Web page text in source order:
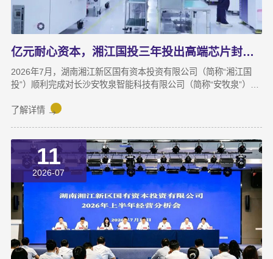
亿元耐心资本，湘江国投三年投出高端芯片封测“尖子生”
2026年7月，湖南湘江新区国有资本投资有限公司（简称“湘江国
投”）顺利完成对长沙安牧泉智能科技有限公司（简称“安牧泉”）
本依托旗下自主管理的3支产业基金，累计对安牧泉投资已达1亿
茂第一次走进安牧泉老厂区尽调时，印象最深的不是气派，而是
“挤”。产线布局非常小，设备排列极度紧凑，办公空间十分局促，
王茂回忆说：“当时厂区硬件条件，已难以匹配企业业务扩张需求。
了解详情
11
2026-07